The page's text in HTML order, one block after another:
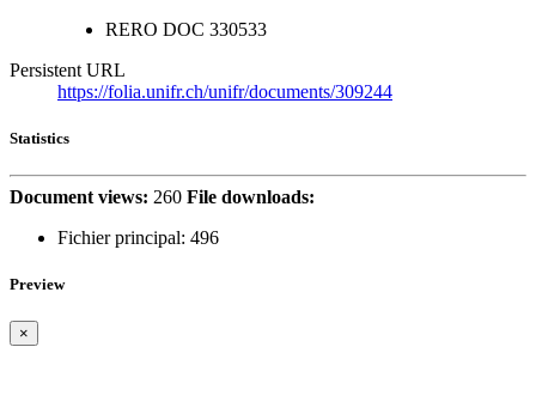
RERO DOC 330533
Persistent URL
https://folia.unifr.ch/unifr/documents/309244
Statistics
Document views: 260 File downloads:
Fichier principal: 496
Preview
×